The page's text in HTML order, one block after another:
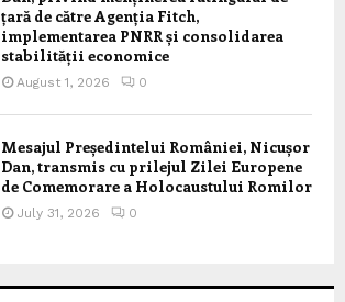
țară de către Agenția Fitch,
implementarea PNRR și consolidarea
stabilității economice
August 1, 2026 0
Mesajul Președintelui României, Nicușor
Dan, transmis cu prilejul Zilei Europene
de Comemorare a Holocaustului Romilor
July 31, 2026 0